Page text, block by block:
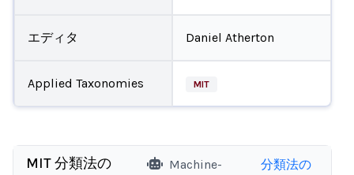
エディタ Daniel Atherton
Applied Taxonomies MIT
MIT 分類法の
Machine-
分類法の